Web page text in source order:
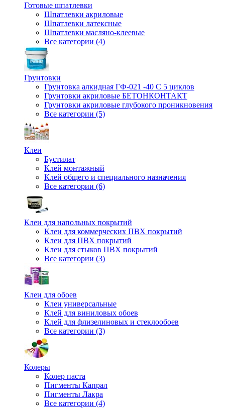
Готовые шпатлевки
Шпатлевки акриловые
Шпатлевки латексные
Шпатлевки масляно-клеевые
Все категории (4)
Грунтовки
Грунтовка алкидная ГФ-021 -40 С 5 циклов
Грунтовки акриловые БЕТОНКОНТАКТ
Грунтовки акриловые глубокого проникновения
Все категории (5)
Клеи
Бустилат
Клей монтажный
Клей общего и специального назначения
Все категории (6)
Клеи для напольных покрытий
Клеи для коммерческих ПВХ покрытий
Клеи для ПВХ покрытий
Клеи для стыков ПВХ покрытий
Все категории (3)
Клеи для обоев
Клеи универсальные
Клей для виниловых обоев
Клей для флизелиновых и стеклообоев
Все категории (3)
Колеры
Колер паста
Пигменты Капрал
Пигменты Лакра
Все категории (4)